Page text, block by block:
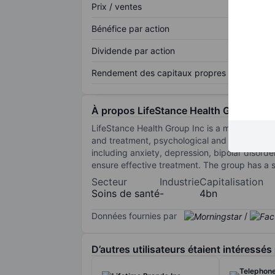
Prix / ventes
Bénéfice par action
Dividende par action
Rendement des capitaux propres
À propos LifeStance Health Group Inc.
LifeStance Health Group Inc is a mental
and treatment, psychological and
including anxiety, depression, bipolar
ensure effective treatment. The group has a
Secteur
Soins de santé
Industrie
-
Capitalisation
4bn
Données fournies par /
D’autres utilisateurs étaient intéressés